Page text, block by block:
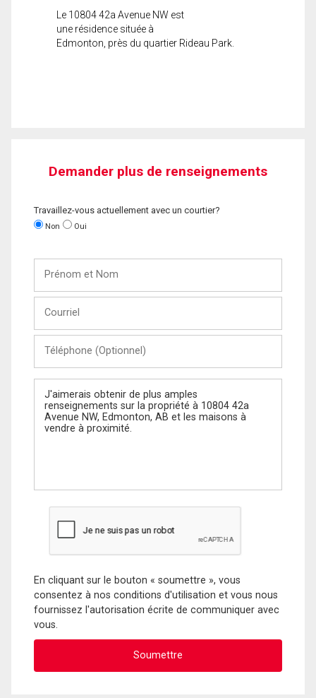
Le 10804 42a Avenue NW est
une résidence située à
Edmonton, près du quartier Rideau Park.
Demander plus de renseignements
Travaillez-vous actuellement avec un courtier?
Non Oui
Nom
(Optionnel)
Message
En cliquant sur le bouton « soumettre », vous
consentez à nos conditions d'utilisation et vous nous
fournissez l'autorisation écrite de communiquer avec
vous.